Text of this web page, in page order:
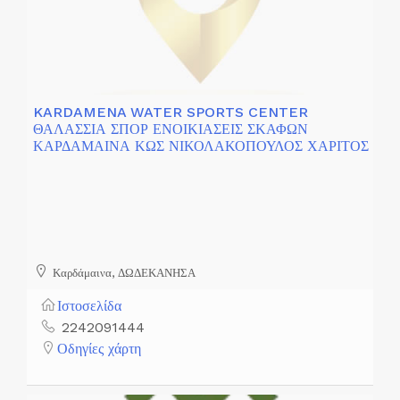
KARDAMENA WATER SPORTS CENTER
ΘΑΛΑΣΣΙΑ ΣΠΟΡ ΕΝΟΙΚΙΑΣΕΙΣ ΣΚΑΦΩΝ
ΚΑΡΔΑΜΑΙΝΑ ΚΩΣ ΝΙΚΟΛΑΚΟΠΟΥΛΟΣ ΧΑΡΙΤΟΣ
Καρδάμαινα, ΔΩΔΕΚΑΝΗΣΑ
Ιστοσελίδα
2242091444
Οδηγίες χάρτη